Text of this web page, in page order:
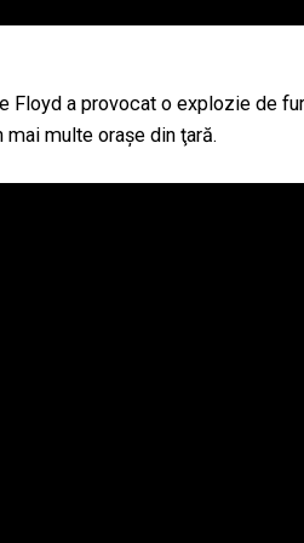
Floyd a provocat o explozie de
multe oraşe din ţară.